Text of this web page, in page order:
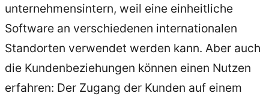
unternehmensintern, weil eine einheitliche
Software an verschiedenen internationalen
Standorten verwendet werden kann. Aber auch
die Kundenbeziehungen können einen Nutzen
erfahren: Der Zugang der Kunden auf einem